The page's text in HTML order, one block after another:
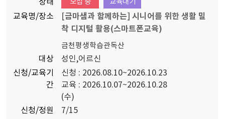
교육명/장소
[금마샘과 함께하는] 시니어를 위한 생활 밀
착 디지털 활용(스마트폰교육)
금천평생학습관독산
대상
성인,어르신
신청/교육기
간
신청 : 2026.08.10~2026.10.23
교육 : 2026.10.07~2026.10.28
(수)
신청/정원
7/15